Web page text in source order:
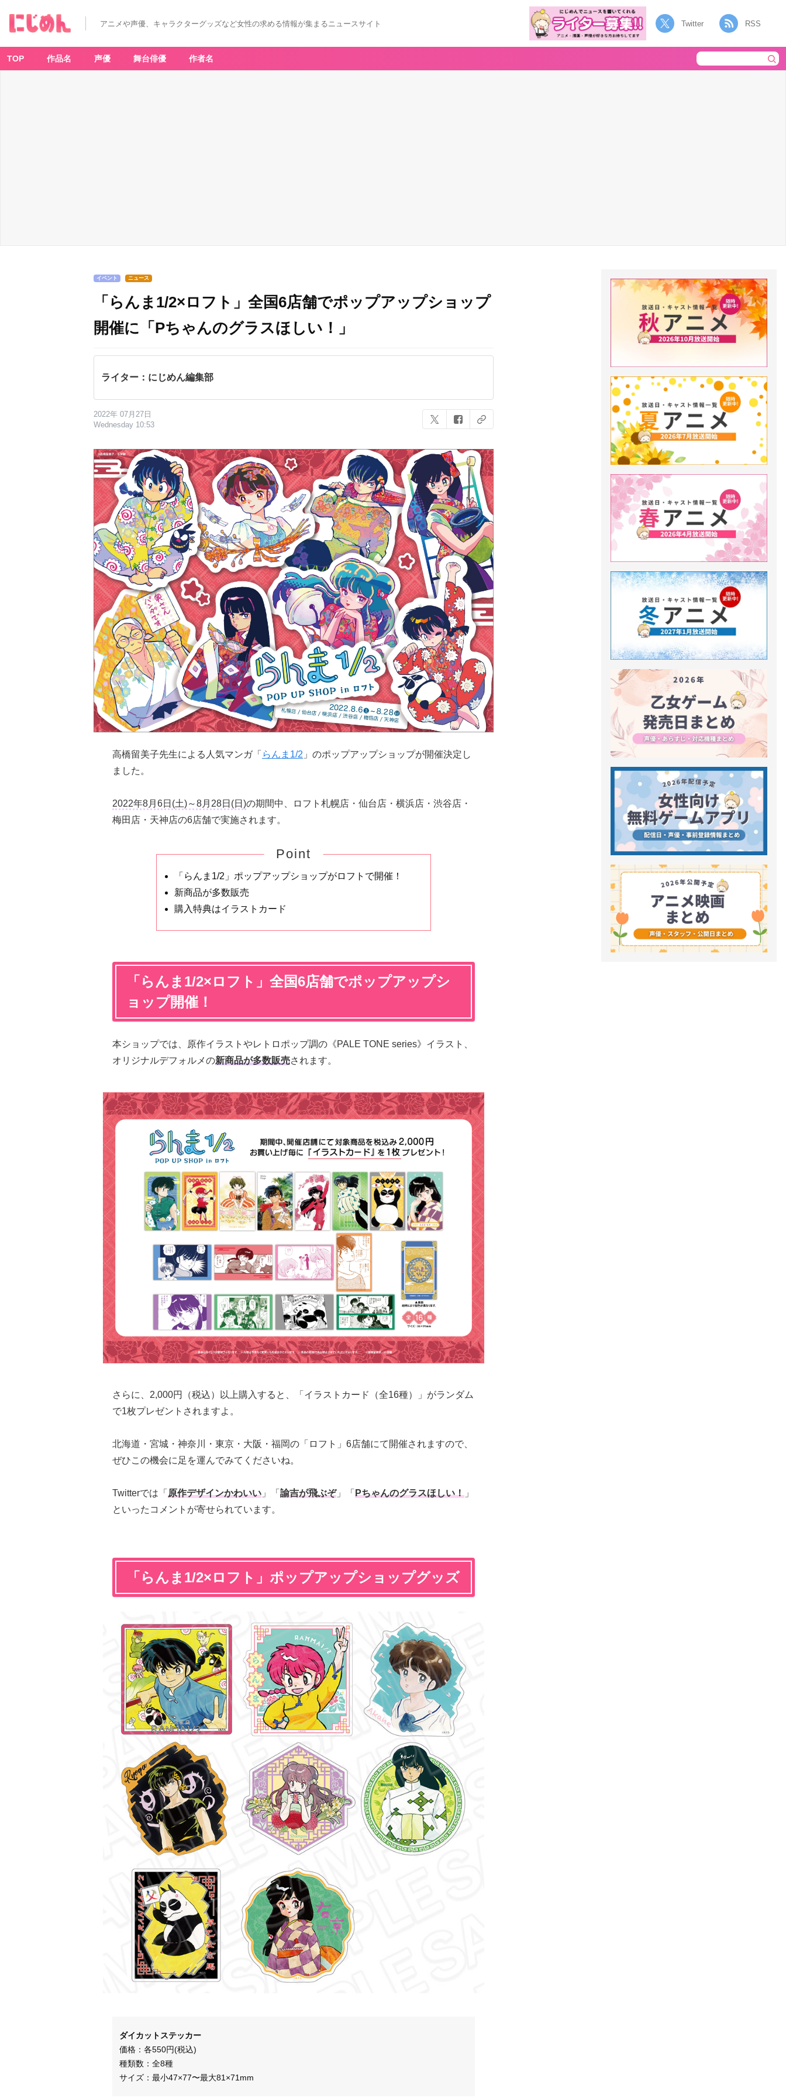
アニメや声優、キャラクターグッズなど女性の求める情報が集まるニュースサイト Twitter RSS
TOP 作品名 声優 舞台俳優 作者名
イベント ニュース
「らんま1/2×ロフト」全国6店舗でポップアップショップ
開催に「Pちゃんのグラスほしい！」
ライター：にじめん編集部
2022年 07月27日
Wednesday 10:53
高橋留美子先生による人気マンガ「 らんま1/2 」のポップアップショップが開催決定し
ました。
2022年8月6日(土)～8月28日(日)の期間中、ロフト札幌店・仙台店・横浜店・渋谷店・
梅田店・天神店の6店舗で実施されます。
Point
「らんま1/2」ポップアップショップがロフトで開催！
新商品が多数販売
購入特典はイラストカード
「らんま1/2×ロフト」全国6店舗でポップアップシ
ョップ開催！
本ショップでは、原作イラストやレトロポップ調の《PALE TONE series》イラスト、
オリジナルデフォルメの新商品が多数販売されます。
さらに、2,000円（税込）以上購入すると、「イラストカード（全16種）」がランダム
で1枚プレゼントされますよ。
北海道・宮城・神奈川・東京・大阪・福岡の「ロフト」6店舗にて開催されますので、
ぜひこの機会に足を運んでみてくださいね。
Twitterでは「 原作デザインかわいい 」「 諭吉が飛ぶぞ」「 Pちゃんのグラスほしい！ 」
といったコメントが寄せられています。
「らんま1/2×ロフト」ポップアップショップグッズ
ダイカットステッカー
価格：各550円(税込)
種類数：全8種
サイズ：最小47×77〜最大81×71mm